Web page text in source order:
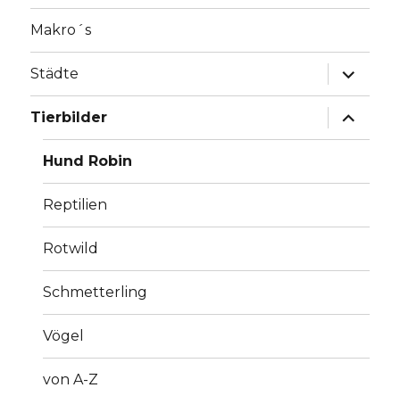
Makro´s
Städte
Tierbilder
Hund Robin
Reptilien
Rotwild
Schmetterling
Vögel
von A-Z